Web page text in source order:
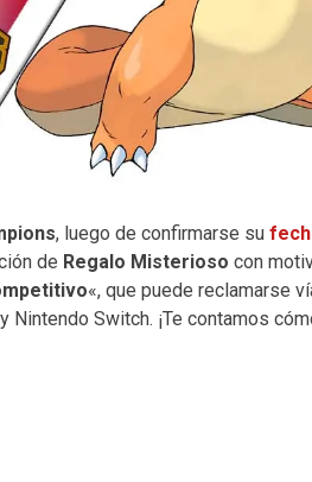
, luego de confirmarse su
de Regalo Misterioso con
«, que puede reclamarse
Switch. ¡Te contamos